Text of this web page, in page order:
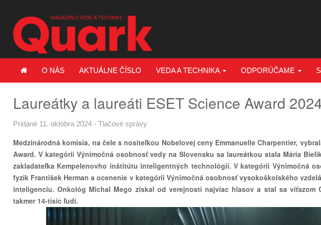
O NÁS AKTUÁLNE ČÍSLO VEDA A TECHNIKA ODPORÚČAME
Laureátky a laureáti ESET Science Award
Pridané 11. októbra 2024 - Tlačové správy
Medzinárodná komisia, na čele s nositeľkou Nobelovej ceny Emmanuelle Charpentier,
Award. V kategórii Výnimočná osobnosť vedy na Slovensku sa laureátkou stala Mária
zakladateľka Kempelenovho inštitútu inteligentných technológií. V kategórii Výnimočná
fyzik František Herman a ocenenie v kategórii Výnimočná osobnosť vysokoškolského
inteligenciu. Onkológ Michal Mego získal od verejnosti najviac hlasov a stal sa
takmer 14-tisíc ľudí.